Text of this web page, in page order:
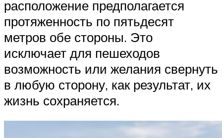
расположение предполагается
протяженность по пятьдесят
метров обе стороны. Это
исключает для пешеходов
возможность или желания свернуть
в любую сторону, как результат, их
жизнь сохраняется.